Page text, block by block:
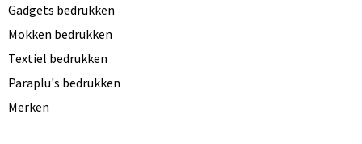
Gadgets bedrukken
Mokken bedrukken
Textiel bedrukken
Paraplu's bedrukken
Merken